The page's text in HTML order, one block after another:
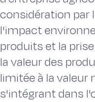
considération par
l'impact
produits et la
la valeur des
limitée à la valeur
s'intégrant dans